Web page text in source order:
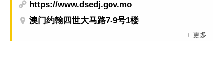
https://www.dsedj.gov.mo
澳门约翰四世大马路7-9号1楼
+ 更多